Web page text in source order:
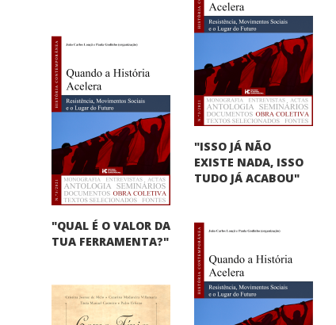
"ISSO JÁ NÃO
EXISTE NADA, ISSO
TUDO JÁ ACABOU"
"QUAL É O VALOR DA
TUA FERRAMENTA?"